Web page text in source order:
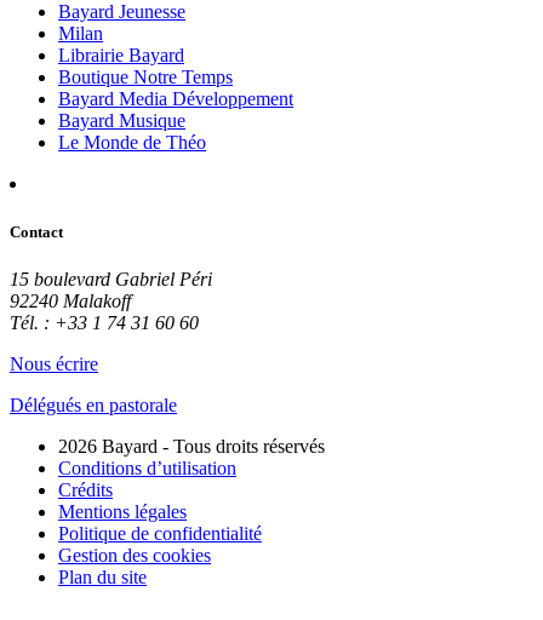
Bayard Jeunesse
Milan
Librairie Bayard
Boutique Notre Temps
Bayard Media Développement
Bayard Musique
Le Monde de Théo
Contact
15 boulevard Gabriel Péri
92240 Malakoff
Tél. : +33 1 74 31 60 60
Nous écrire
Délégués en pastorale
2026 Bayard - Tous droits réservés
Conditions d’utilisation
Crédits
Mentions légales
Politique de confidentialité
Gestion des cookies
Plan du site